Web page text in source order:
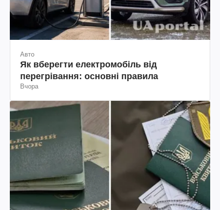
Авто
Як вберегти електромобіль від
перегрівання: основні правила
Вчора